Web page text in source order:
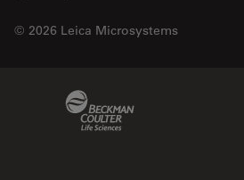
© 2026 Leica Microsystems